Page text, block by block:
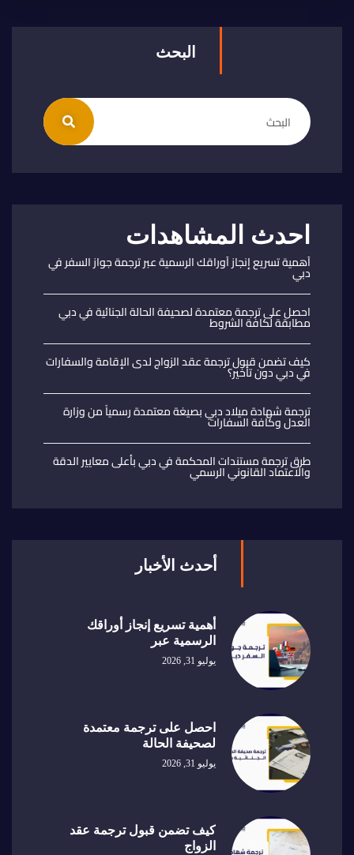
البحث
احدث المشاهدات
أهمية تسريع إنجاز أوراقك الرسمية عبر ترجمة جواز السفر في
دبي
احصل على ترجمة معتمدة لصحيفة الحالة الجنائية في دبي
مطابقة لكافة الشروط
كيف تضمن قبول ترجمة عقد الزواج لدى الإقامة والسفارات
في دبي دون تأخير؟
ترجمة شهادة ميلاد دبي بصيغة معتمدة رسمياً من وزارة
العدل وكافة السفارات
طرق ترجمة مستندات المحكمة في دبي بأعلى معايير الدقة
والاعتماد القانوني الرسمي
أحدث الأخبار
أهمية تسريع إنجاز أوراقك
الرسمية عبر
يوليو 31, 2026
احصل على ترجمة معتمدة
لصحيفة الحالة
يوليو 31, 2026
كيف تضمن قبول ترجمة عقد
الزواج